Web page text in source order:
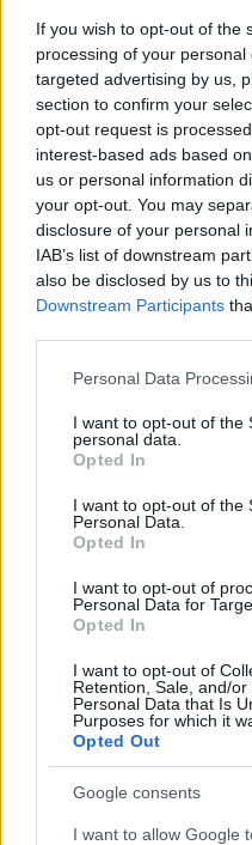
If you wish to opt-out of the
processing of your
targeted advertising by us,
section to confirm your
opt-out request is
interest-based ads based
us or personal information
your opt-out. You may
disclosure of your personal
IAB’s list of downstream
also be disclosed by us to
Downstream Participants
Please note that this
not limited to your visit or
grant or deny consent to
use your data for below
consent section.
Personal Data
I want to opt-out of the
personal data.
Opted In
I want to opt-out of the
Personal Data.
Opted In
I want to opt-out of
Personal Data for
Opted In
I want to opt-out of
Retention, Sale, and/
Personal Data that Is
Purposes for which it
Opted Out
Google consents
I want to allow Google
Nuova Zelanda: ondata
neve a bassa quota
Francesca Lombardi · 4 Ago 2026
XPENG Partner del
Rilancio degli impianti
Formazza e Valle
Scoperte carcasse di
destinati al Senegal
Il Córdoba ha ottenuto
sconfitto il Rayo ai
neve a bassa quota